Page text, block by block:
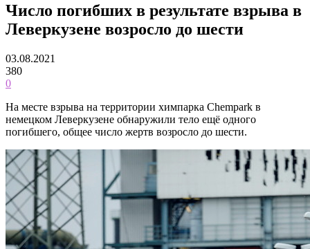
Число погибших в результате взрыва в
Леверкузене возросло до шести
03.08.2021
380
0
На месте взрыва на территории химпарка Chempark в
немецком Леверкузене обнаружили тело ещё одного
погибшего, общее число жертв возросло до шести.